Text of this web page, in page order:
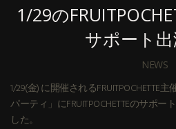
1/29の
サポート
NEWS
1/29(金) に開催されるFRUITPOCHETTE主
パーティ」にFRUITPOCHETTEのサポ
した。